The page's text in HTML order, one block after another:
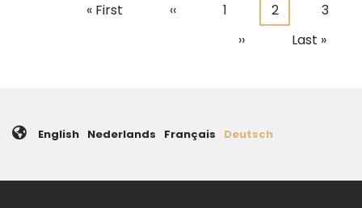
Seitennummerierung
Erste
« First
Vorherige
‹‹ Seite
1
Aktuelle
Seite
2 Seite
3
Nächste
››
Letzte
Last »
English Nederlands Français Deutsch